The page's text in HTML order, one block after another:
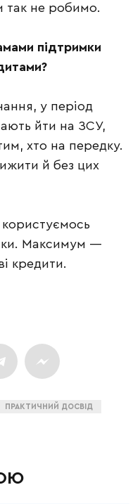
так не робимо.
підтримки
у період
йти на ЗСУ,
хто на передку.
й без цих
Максимум —
кредити.
ПРАКТИЧНИЙ ДОСВІД